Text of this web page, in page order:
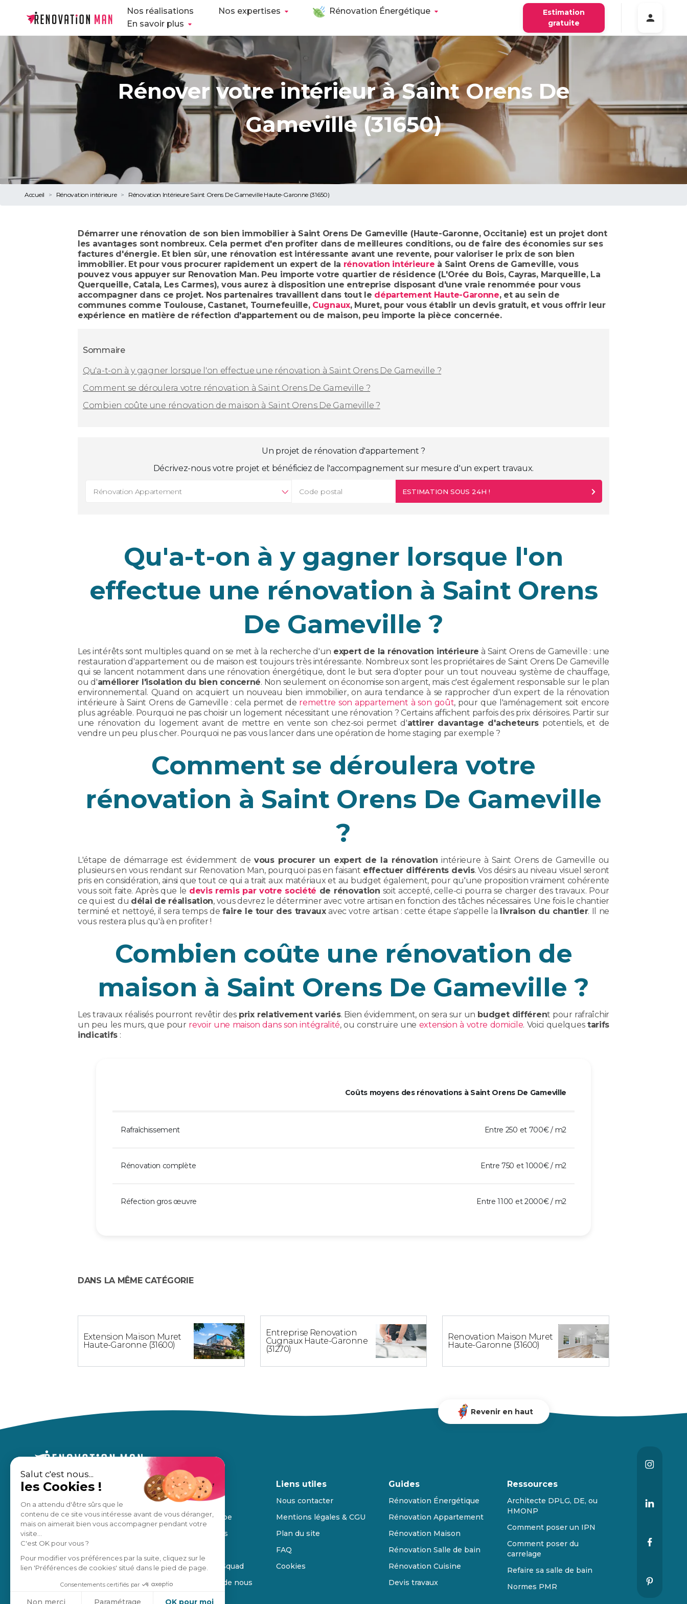
Salut c'est nous...
les Cookies !
On a attendu d'être sûrs que le
contenu de ce site vous intéresse avant de vous déranger,
mais on aimerait bien vous accompagner pendant votre
visite...
C'est OK pour vous ?
Pour modifier vos préférences par la suite, cliquez sur le
lien 'Préférences de cookies' situé dans le pied de page.
Consentements certifiés par
Non merci Paramétrage OK pour moi
Nos réalisations Nos expertises
Rénovation Énergétique
En savoir plus
Estimation
gratuite
Rénover votre intérieur à Saint Orens De
Gameville (31650)
Accueil Rénovation intérieure Rénovation Intérieure Saint Orens De Gameville Haute-Garonne (31650)
Démarrer une rénovation de son bien immobilier à Saint Orens De Gameville (Haute-Garonne, Occitanie) est un projet dont
les avantages sont nombreux. Cela permet d'en profiter dans de meilleures conditions, ou de faire des économies sur ses
factures d'énergie. Et bien sûr, une rénovation est intéressante avant une revente, pour valoriser le prix de son bien
immobilier. Et pour vous procurer rapidement un expert de la rénovation intérieure à Saint Orens de Gameville, vous
pouvez vous appuyer sur Renovation Man. Peu importe votre quartier de résidence (L'Orée du Bois, Cayras, Marqueille, La
Querqueille, Catala, Les Carmes), vous aurez à disposition une entreprise disposant d'une vraie renommée pour vous
accompagner dans ce projet. Nos partenaires travaillent dans tout le département Haute-Garonne, et au sein de
communes comme Toulouse, Castanet, Tournefeuille, Cugnaux, Muret, pour vous établir un devis gratuit, et vous offrir leur
expérience en matière de réfection d'appartement ou de maison, peu importe la pièce concernée.
Sommaire
Qu'a-t-on à y gagner lorsque l'on effectue une rénovation à Saint Orens De Gameville ?
Comment se déroulera votre rénovation à Saint Orens De Gameville ?
Combien coûte une rénovation de maison à Saint Orens De Gameville ?
Un projet de rénovation d'appartement ?
Décrivez-nous votre projet et bénéficiez de l'accompagnement sur mesure d'un expert travaux.
Rénovation Appartement ESTIMATION SOUS 24H !
Qu'a-t-on à y gagner lorsque l'on
effectue une rénovation à Saint Orens
De Gameville ?
Les intérêts sont multiples quand on se met à la recherche d'un expert de la rénovation intérieure à Saint Orens de Gameville : une
restauration d'appartement ou de maison est toujours très intéressante. Nombreux sont les propriétaires de Saint Orens De Gameville
qui se lancent notamment dans une rénovation énergétique, dont le but sera d'opter pour un tout nouveau système de chauffage,
ou d'améliorer l'isolation du bien concerné. Non seulement on économise son argent, mais c'est également responsable sur le plan
environnemental. Quand on acquiert un nouveau bien immobilier, on aura tendance à se rapprocher d'un expert de la rénovation
intérieure à Saint Orens de Gameville : cela permet de remettre son appartement à son goût, pour que l'aménagement soit encore
plus agréable. Pourquoi ne pas choisir un logement nécessitant une rénovation ? Certains affichent parfois des prix dérisoires. Partir sur
une rénovation du logement avant de mettre en vente son chez-soi permet d'attirer davantage d'acheteurs potentiels, et de
vendre un peu plus cher. Pourquoi ne pas vous lancer dans une opération de home staging par exemple ?
Comment se déroulera votre
rénovation à Saint Orens De Gameville
?
L'étape de démarrage est évidemment devous procurer un expert de la rénovation intérieure à Saint Orens de Gameville ou
plusieurs en vous rendant sur Renovation Man, pourquoi pas en faisant effectuer différents devis. Vos désirs au niveau visuel seront
pris en considération, ainsi que tout ce qui a trait aux matériaux et au budget également, pour qu'une proposition vraiment cohérente
vous soit faite. Après que le devis remis par votre société de rénovation soit accepté, celle-ci pourra se charger des travaux. Pour
ce qui est du délai de réalisation, vous devrez le déterminer avec votre artisan en fonction des tâches nécessaires. Une fois le chantier
terminé et nettoyé, il sera temps de faire le tour des travauxavec votre artisan : cette étape s'appelle la livraison du chantier. Il ne
vous restera plus qu'à en profiter !
Combien coûte une rénovation de
maison à Saint Orens De Gameville ?
Les travaux réalisés pourront revêtir des prix relativement variés. Bien évidemment, on sera sur un budget différent pour rafraîchir
un peu les murs, que pour revoir une maison dans son intégralité, ou construire une extension à votre domicile. Voici quelques tarifs
indicatifs :
Coûts moyens des rénovations à Saint Orens De Gameville
Rafraîchissement Entre 250 et 700€ / m2
Rénovation complète Entre 750 et 1000€ / m2
Réfection gros œuvre Entre 1100 et 2000€ / m2
DANS LA MÊME CATÉGORIE
Extension Maison Muret
Haute-Garonne (31600)
Entreprise Renovation
Cugnaux Haute-Garonne
(31270)
Renovation Maison Muret
Haute-Garonne (31600)
Revenir en haut
Un accompagnement sur mesure,
pour des travaux en toute sérénité.
Estimation gratuite
À propos
Nos avis
Notre équipe
Nos régions
Blog de la Squad
Ils parlent de nous
Liens utiles
Nous contacter
Mentions légales & CGU
Plan du site
FAQ
Cookies
Guides
Rénovation Énergétique
Rénovation Appartement
Rénovation Maison
Rénovation Salle de bain
Rénovation Cuisine
Devis travaux
Ressources
Architecte DPLG, DE, ou
HMONP
Comment poser un IPN
Comment poser du
carrelage
Refaire sa salle de bain
Normes PMR